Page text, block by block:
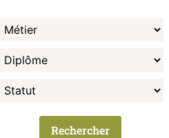
Rechercher